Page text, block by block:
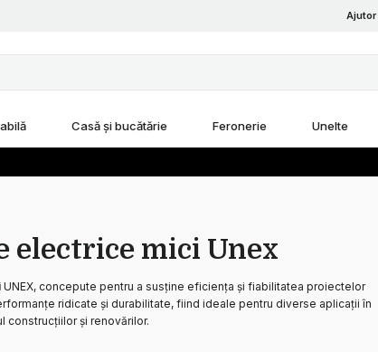
Ajutor
Casă și bucătărie Feronerie Unelte
electrice mici Unex
UNEX, concepute pentru a susține eficiența și fiabilitatea proiectelor
ridicate și durabilitate, fiind ideale pentru diverse aplicații în
construcțiilor și renovărilor.